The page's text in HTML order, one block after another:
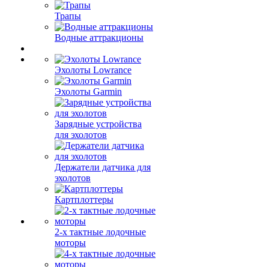
Трапы
Водные аттракционы
Эхолоты Lowrance
Эхолоты Garmin
Зарядные устройства
для эхолотов
Держатели датчика для
эхолотов
Картплоттеры
2-х тактные лодочные
моторы